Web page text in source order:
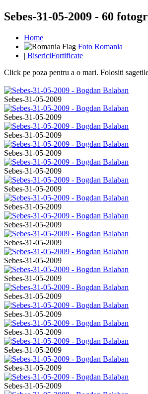
Sebes-31-05-2009 - 60
Home
Foto Romania
| BisericiFortificate
Click pe poza pentru a o mari. Folositi
Sebes-31-05-2009
Sebes-31-05-2009
Sebes-31-05-2009
Sebes-31-05-2009
Sebes-31-05-2009
Sebes-31-05-2009
Sebes-31-05-2009
Sebes-31-05-2009
Sebes-31-05-2009
Sebes-31-05-2009
Sebes-31-05-2009
Sebes-31-05-2009
Sebes-31-05-2009
Sebes-31-05-2009
Sebes-31-05-2009
Sebes-31-05-2009
Sebes-31-05-2009